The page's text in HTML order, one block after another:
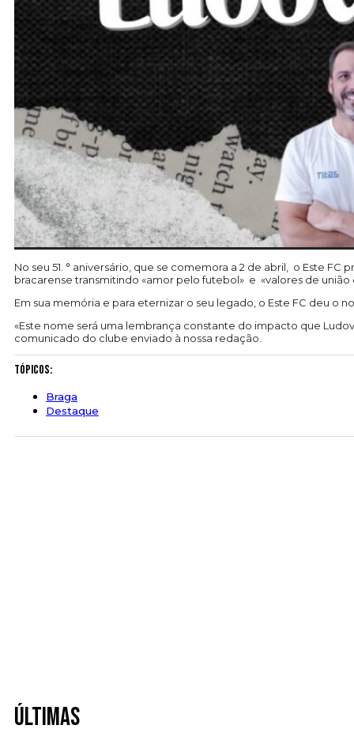
No seu 51. ° aniversário, que se comemora a 2 de abril, o Este
bracarense transmitindo «amor pelo futebol» e «valores de união
Em sua memória e para eternizar o seu legado, o Este FC deu o
«Este nome será uma lembrança constante do impacto que
comunicado do clube enviado à nossa redação.
Tópicos:
Braga
Destaque
Últimas